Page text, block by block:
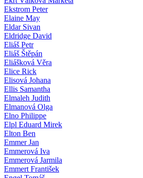
Ekstrom Peter
Elaine May
Eldar Sivan
Eldridge David
Eliáš Petr
Eliáš Štěpán
Eliášková Věra
Elice Rick
Elisová Johana
Ellis Samantha
Elmaleh Judith
Elmanová Olga
Elno Philippe
Elpl Eduard Mirek
Elton Ben
Emmer Jan
Emmerová Iva
Emmerová Jarmila
Emmert František